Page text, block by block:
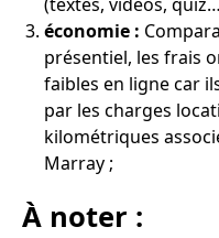
économie :
présentiel, les frais
faibles en ligne car
par les charges
kilométriques
Marray ;
À noter :